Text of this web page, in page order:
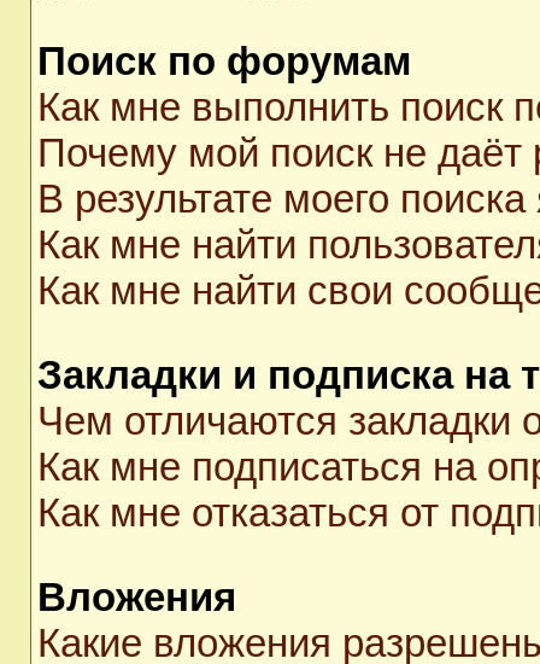
Поиск по форумам
Как мне выполнить
Почему мой поиск не даёт
В результате моего
Как мне найти
Как мне найти свои
Закладки и подписка на
Чем отличаются закладки
Как мне подписаться на
Как мне отказаться от
Вложения
Какие вложения